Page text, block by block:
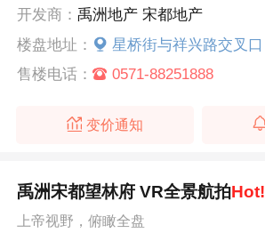
开发商：禹洲地产 宋都地产
楼盘地址：
星桥街与祥兴路交叉口
售楼电话：
0571-88251888
变价通知
禹洲宋都望林府 VR全景航拍Hot!
上帝视野，俯瞰全盘